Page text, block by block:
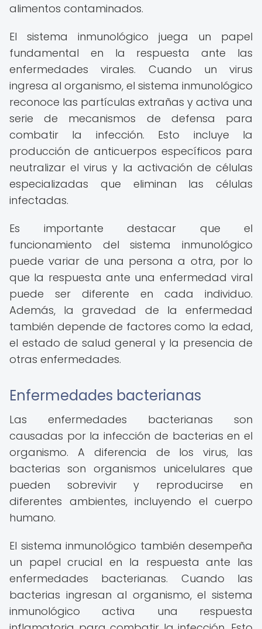
alimentos contaminados.
El sistema inmunológico juega un papel
fundamental en la respuesta ante las
enfermedades virales. Cuando un virus
ingresa al organismo, el sistema inmunológico
reconoce las partículas extrañas y activa una
serie de mecanismos de defensa para
combatir la infección. Esto incluye la
producción de anticuerpos específicos para
neutralizar el virus y la activación de células
especializadas que eliminan las células
infectadas.
Es importante destacar que el
funcionamiento del sistema inmunológico
puede variar de una persona a otra, por lo
que la respuesta ante una enfermedad viral
puede ser diferente en cada individuo.
Además, la gravedad de la enfermedad
también depende de factores como la edad,
el estado de salud general y la presencia de
otras enfermedades.
Enfermedades bacterianas
Las enfermedades bacterianas son
causadas por la infección de bacterias en el
organismo. A diferencia de los virus, las
bacterias son organismos unicelulares que
pueden sobrevivir y reproducirse en
diferentes ambientes, incluyendo el cuerpo
humano.
El sistema inmunológico también desempeña
un papel crucial en la respuesta ante las
enfermedades bacterianas. Cuando las
bacterias ingresan al organismo, el sistema
inmunológico activa una respuesta